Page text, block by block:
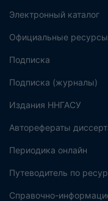
Электронный каталог
Официальные
Подписка
Подписка (журналы)
Издания ННГАСУ
Авторефераты
Периодика онлайн
Путеводитель по
Справочно-